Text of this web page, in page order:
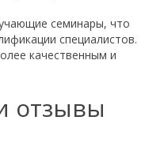
семинары, что
специалистов.
качественным и
отзывы